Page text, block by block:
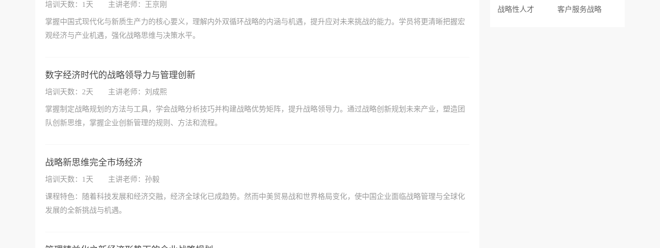
培训天数：1天 主讲老师：王京刚
掌握中国式现代化与新质生产力的核心要义，理解内外双循环战略的内涵与机遇，提升应对未来挑战的能力。学员将更清晰把握宏
观经济与产业机遇，强化战略思维与决策水平。
数字经济时代的战略领导力与管理创新
培训天数：2天 主讲老师：刘成熙
掌握制定战略规划的方法与工具，学会战略分析技巧并构建战略优势矩阵，提升战略领导力。通过战略创新规划未来产业，塑造团
队创新思维，掌握企业创新管理的规则、方法和流程。
战略新思维完全市场经济
培训天数：1天 主讲老师：孙毅
课程特色：随着科技发展和经济交融，经济全球化已成趋势。然而中美贸易战和世界格局变化，使中国企业面临战略管理与全球化
发展的全新挑战与机遇。
战略性人才 客户服务战略